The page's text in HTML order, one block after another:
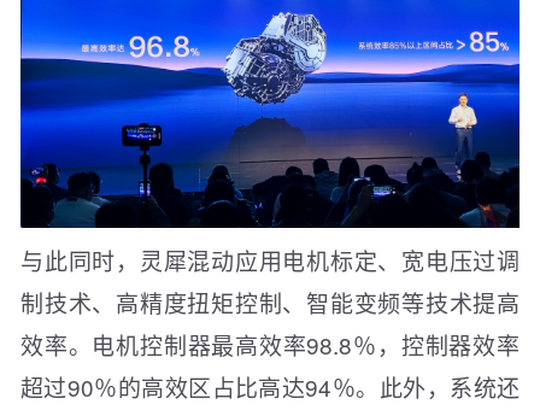
与此同时，灵犀混动应用电机标定、宽电压过调
制技术、高精度扭矩控制、智能变频等技术提高
效率。电机控制器最高效率98.8％，控制器效率
超过90％的高效区占比高达94％。此外，系统还